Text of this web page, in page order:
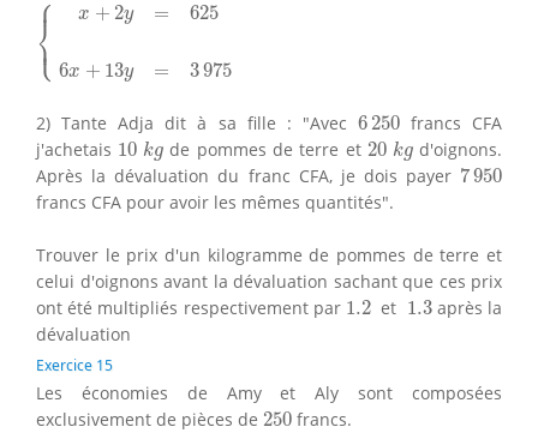
⎧
⎪
⎨
⎪
⎩
x + 2y = 625
6x + 13y = 3975
2) Tante Adja dit à sa fille : "Avec 6 250
6250francs CFA
j'achetais 10 kg
10kg de pommes de terre et 20 kg
20 kgd'oignons.
Après la dévaluation du franc CFA, je dois payer 7950
7950
francs CFA pour avoir les mêmes quantités".
Trouver le prix d'un kilogramme de pommes de terre et
celui d'oignons avant la dévaluation sachant que ces prix
ont été multipliés respectivement par 1.2
1.2 et 1.3
1.3après la
dévaluation
Exercice 15
Les économies de Amy et Aly sont composées
exclusivement de pièces de 250
250francs.